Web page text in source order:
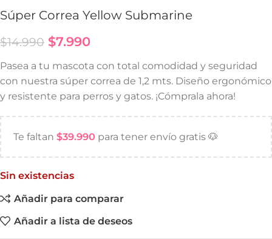
Súper Correa Yellow Submarine
$14.990 $7.990
Pasea a tu mascota con total comodidad y seguridad
con nuestra súper correa de 1,2 mts. Diseño ergonómico
y resistente para perros y gatos. ¡Cómprala ahora!
Te faltan $39.990 para tener envío gratis 🐶
Sin existencias
Añadir para comparar
Añadir a lista de deseos